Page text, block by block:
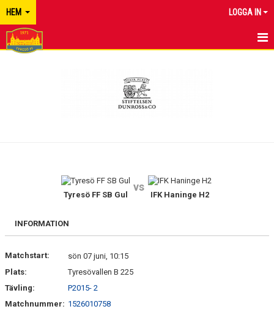
HEM LOGGA IN
Tyresö FF SB Gul
vs
IFK Haninge H2
INFORMATION
Matchstart:
sön 07 juni, 10:15
Plats:
Tyresövallen B 225
Tävling:
P2015- 2
Matchnummer: 1526010758